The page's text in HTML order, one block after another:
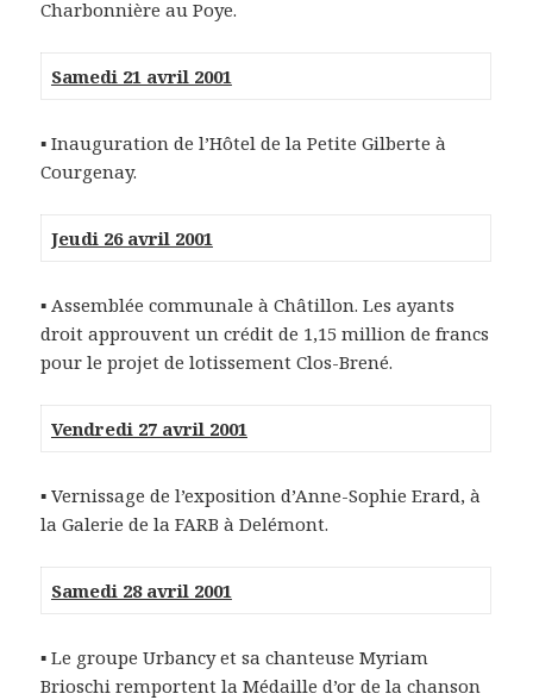
Charbonnière au Poye.
Samedi 21 avril 2001
▪ Inauguration de l’Hôtel de la Petite Gilberte à
Courgenay.
Jeudi 26 avril 2001
▪ Assemblée communale à Châtillon. Les ayants
droit approuvent un crédit de 1,15 million de francs
pour le projet de lotissement Clos-Brené.
Vendredi 27 avril 2001
▪ Vernissage de l’exposition d’Anne-Sophie Erard, à
la Galerie de la FARB à Delémont.
Samedi 28 avril 2001
▪ Le groupe Urbancy et sa chanteuse Myriam
Brioschi remportent la Médaille d’or de la chanson